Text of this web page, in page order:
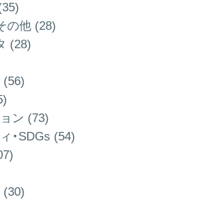
の他 (28)
(28)
(56)
ン (73)
・SDGs (54)
(30)